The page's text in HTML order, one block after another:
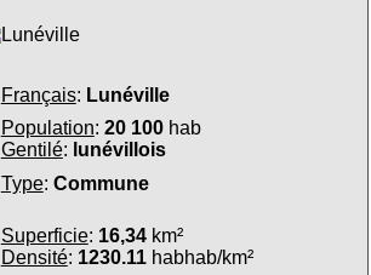
Français: Lunéville
Population: 20 100hab
Gentilé: lunévillois
Type: Commune
Superficie: 16,34km²
Densité: 1230.11habhab/km²